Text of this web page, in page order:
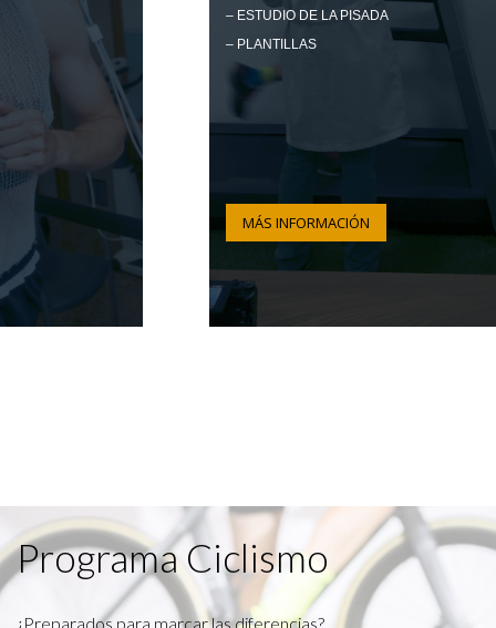
– ESTUDIO DE LA PISADA
– PLANTILLAS
MÁS INFORMACIÓN
Programa Ciclismo
¿Preparados para marcar las diferencias?